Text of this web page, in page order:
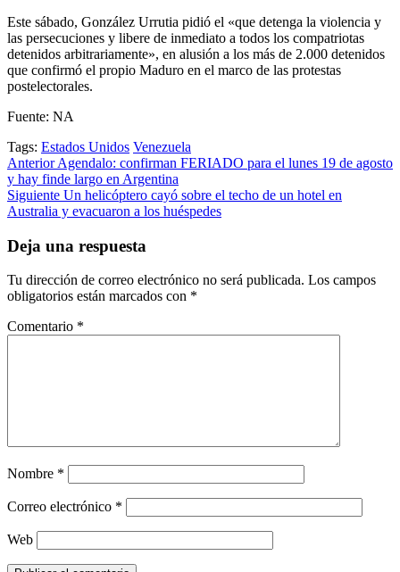
Este sábado, González Urrutia pidió el «que detenga la violencia y
las persecuciones y libere de inmediato a todos los compatriotas
detenidos arbitrariamente», en alusión a los más de 2.000 detenidos
que confirmó el propio Maduro en el marco de las protestas
postelectorales.
Fuente: NA
Tags: Estados Unidos Venezuela
Post
navigation
AnteriorAgendalo: confirman FERIADO para el lunes 19 de agosto
y hay finde largo en Argentina
Siguiente Un helicóptero cayó sobre el techo de un hotel en
Australia y evacuaron a los huéspedes
Deja una respuesta
Tu dirección de correo electrónico no será publicada. Los campos
obligatorios están marcados con *
Comentario *
Nombre *
Correo electrónico *
Web